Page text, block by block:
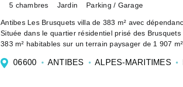
5 chambres Jardin Parking / Garage
Antibes Les Brusquets villa de 383 m² avec
Située dans le quartier résidentiel prisé des
383 m² habitables sur un terrain paysager de 1 907 m²
06600 ANTIBES ALPES-MARITIMES